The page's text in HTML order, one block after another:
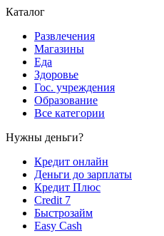
Каталог
Развлечения
Магазины
Еда
Здоровье
Гос. учреждения
Образование
Все категории
Нужны деньги?
Кредит онлайн
Деньги до зарплаты
Кредит Плюс
Credit 7
Быстрозайм
Easy Cash